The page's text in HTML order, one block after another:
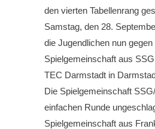
den vierten Tabellenrang
Samstag, den 28.
die Jugendlichen nun gegen
Spielgemeinschaft aus
TEC Darmstadt in
Die Spielgemeinschaft
einfachen Runde
Spielgemeinschaft aus